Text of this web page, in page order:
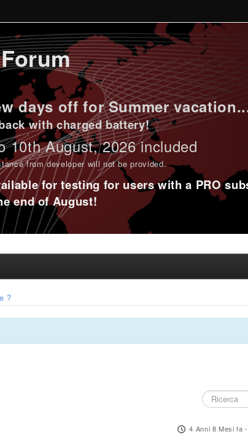
Forum
days off for Summer
with charged battery!
10th August, 2026 included
from developer will not be provided.
for testing for users with a PRO
end of August!
?
4 Anni 8 Mesi fa -